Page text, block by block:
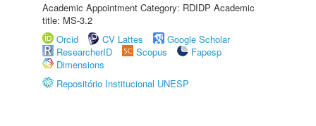
Academic Appointment Category: RDIDP Academic
title: MS-3.2
Orcid
CV Lattes
Google Scholar
ResearcherID
Scopus
Fapesp
Dimensions
Repositório Institucional UNESP